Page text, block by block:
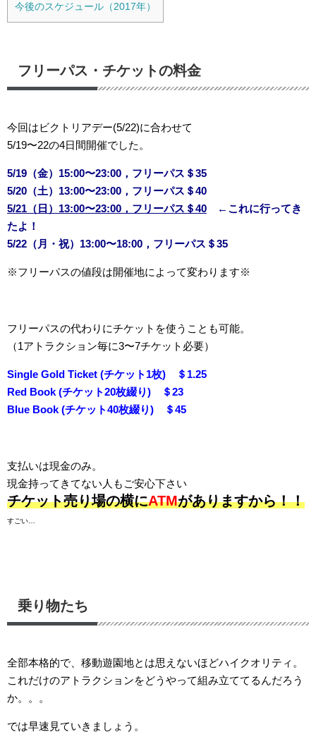
今後のスケジュール（2017年）
フリーパス・チケットの料金
今回はビクトリアデー(5/22)に合わせて
5/19〜22の4日間開催でした。
5/19（金）15:00〜23:00，フリーパス＄35
5/20（土）13:00〜23:00，フリーパス＄40
5/21（日）13:00〜23:00，フリーパス＄40 ←これに行ってき
たよ！
5/22（月・祝）13:00〜18:00，フリーパス＄35
※フリーパスの値段は開催地によって変わります※
フリーパスの代わりにチケットを使うことも可能。
（1アトラクション毎に3〜7チケット必要）
Single Gold Ticket (チケット1枚) ＄1.25
Red Book (チケット20枚綴り) ＄23
Blue Book (チケット40枚綴り) ＄45
支払いは現金のみ。
現金持ってきてない人もご安心下さい
チケット売り場の横にATMがありますから！！
すごい…
乗り物たち
全部本格的で、移動遊園地とは思えないほどハイクオリティ。
これだけのアトラクションをどうやって組み立ててるんだろう
か。。。
では早速見ていきましょう。